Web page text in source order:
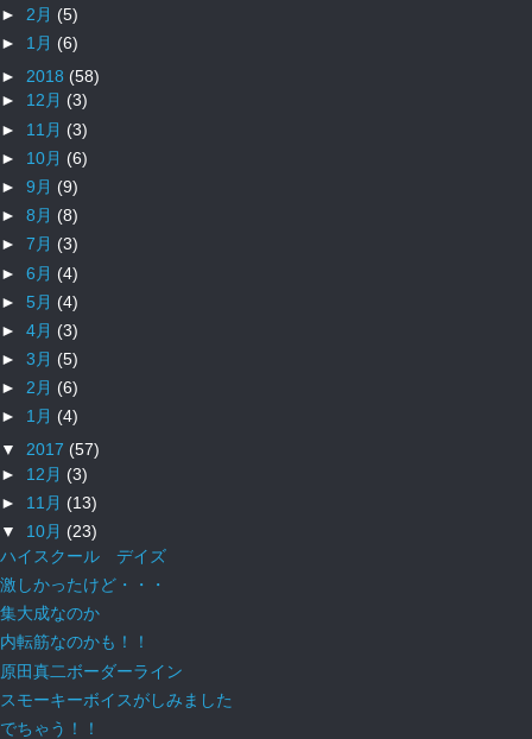
► 2月 (5)
► 1月 (6)
► 2018 (58)
► 12月 (3)
► 11月 (3)
► 10月 (6)
► 9月 (9)
► 8月 (8)
► 7月 (3)
► 6月 (4)
► 5月 (4)
► 4月 (3)
► 3月 (5)
► 2月 (6)
► 1月 (4)
▼ 2017 (57)
► 12月 (3)
► 11月 (13)
▼ 10月 (23)
ハイスクール デイズ
激しかったけど・・・
集大成なのか
内転筋なのかも！！
原田真二ボーダーライン
スモーキーボイスがしみました
でちゃう！！